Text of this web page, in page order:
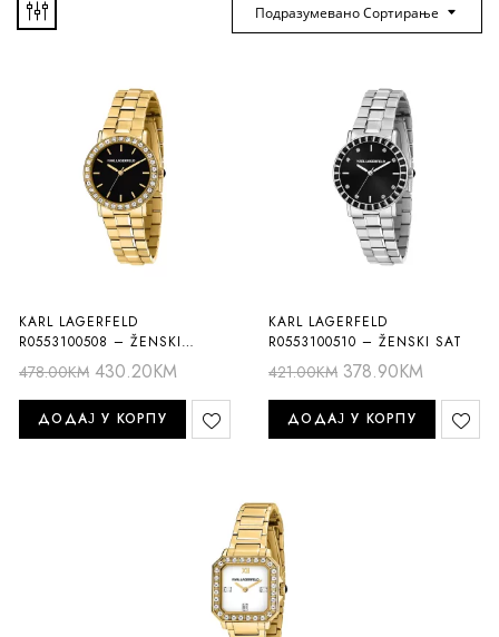
Подразумевано Сортирање
KARL LAGERFELD
R0553100508 – ŽENSKI
RUČNI SAT
478.00KM 430.20KM
ДОДАЈ У КОРПУ
KARL LAGERFELD
R0553100510 – ŽENSKI SAT
421.00KM 378.90KM
ДОДАЈ У КОРПУ